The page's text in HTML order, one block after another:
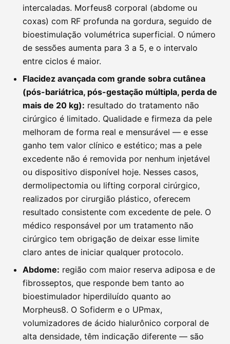
intercaladas. Morfeus8 corporal (abdome ou
coxas) com RF profunda na gordura, seguido de
bioestimulação volumétrica superficial. O número
de sessões aumenta para 3 a 5, e o intervalo
entre ciclos é maior.
Flacidez avançada com grande sobra cutânea
(pós-bariátrica, pós-gestação múltipla, perda de
mais de 20 kg): resultado do tratamento não
cirúrgico é limitado. Qualidade e firmeza da pele
melhoram de forma real e mensurável — e esse
ganho tem valor clínico e estético; mas a pele
excedente não é removida por nenhum injetável
ou dispositivo disponível hoje. Nesses casos,
dermolipectomia ou lifting corporal cirúrgico,
realizados por cirurgião plástico, oferecem
resultado consistente com excedente de pele. O
médico responsável por um tratamento não
cirúrgico tem obrigação de deixar esse limite
claro antes de iniciar qualquer protocolo.
Abdome: região com maior reserva adiposa e de
fibrosseptos, que responde bem tanto ao
bioestimulador hiperdiluído quanto ao
Morpheus8. O Sofiderm e o UPmax,
volumizadores de ácido hialurônico corporal de
alta densidade, têm indicação diferente — são